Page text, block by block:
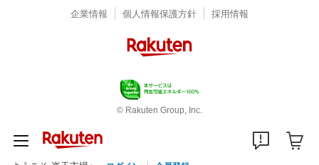
企業情報 個人情報保護方針 採用情報
© Rakuten Group, Inc.